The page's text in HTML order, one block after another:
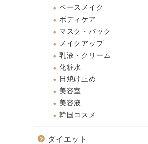
ベースメイク
ボディケア
マスク・パック
メイクアップ
乳液・クリーム
化粧水
日焼け止め
美容室
美容液
韓国コスメ
ダイエット